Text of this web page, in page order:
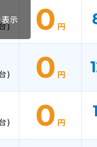
) 0 円
) 0 円
) 0 円
示